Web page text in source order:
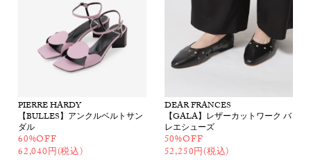
PIERRE HARDY
【BULLES】アンクルベルトサン
ダル
60%OFF
62,040円(税込)
DEAR FRANCES
【GALA】レザーカットワーク バ
レエシューズ
50%OFF
52,250円(税込)